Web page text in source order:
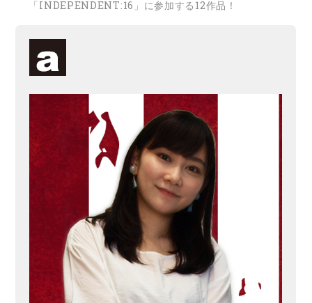
「INDEPENDENT:16」に参加する12作品！